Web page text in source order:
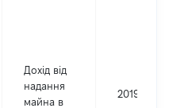
Дохід від
надання
майна в
2019